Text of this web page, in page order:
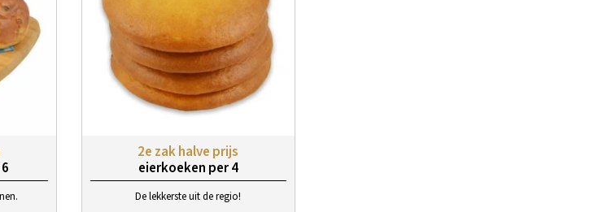
2e zak halve prijs
eierkoeken per 4
De lekkerste uit de regio!